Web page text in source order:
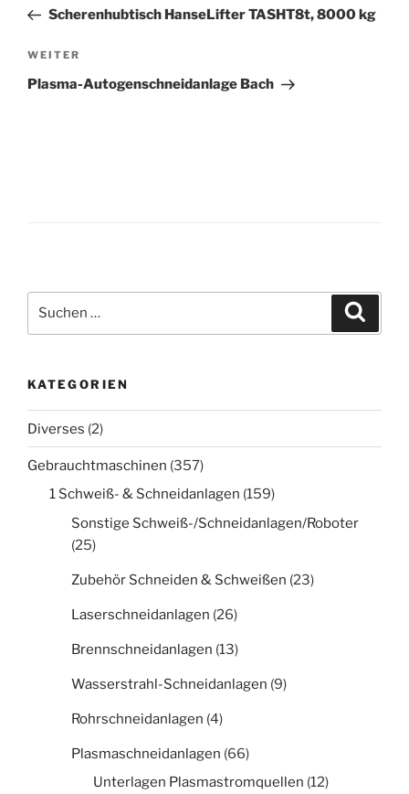
Beitrag
Scherenhubtisch HanseLifter TASHT8t, 8000 kg
Nächster
Beitrag
WEITER
Plasma-Autogenschneidanlage Bach
nach:
KATEGORIEN
Diverses (2)
Gebrauchtmaschinen (357)
1 Schweiß- & Schneidanlagen (159)
Sonstige Schweiß-/Schneidanlagen/Roboter
(25)
Zubehör Schneiden & Schweißen (23)
Laserschneidanlagen (26)
Brennschneidanlagen (13)
Wasserstrahl-Schneidanlagen (9)
Rohrschneidanlagen (4)
Plasmaschneidanlagen (66)
Unterlagen Plasmastromquellen (12)